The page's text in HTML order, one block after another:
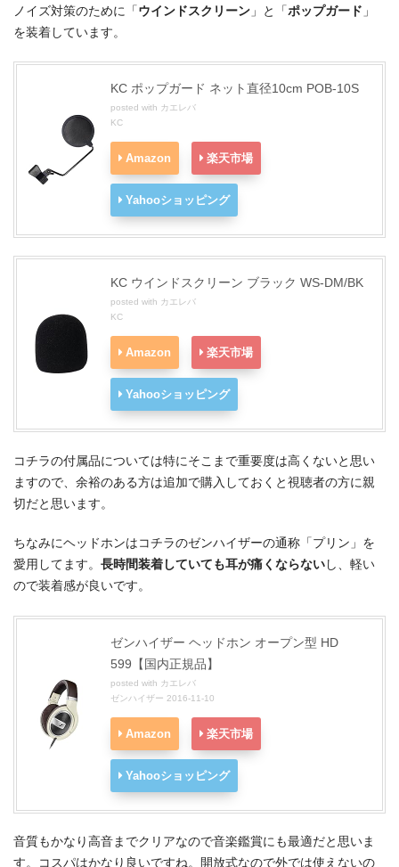
ノイズ対策のために「 ウインドスクリーン 」と「 ポップガード 」
を装着しています。
KC ポップガード ネット直径10cm POB-10S
posted with カエレバ
KC
Amazon 楽天市場
Yahooショッピング
KC ウインドスクリーン ブラック WS-DM/BK
posted with カエレバ
KC
Amazon 楽天市場
Yahooショッピング
コチラの付属品については特にそこまで重要度は高くないと思い
ますので、余裕のある方は追加で購入しておくと視聴者の方に親
切だと思います。
ちなみにヘッドホンはコチラのゼンハイザーの通称「プリン」を
愛用してます。 長時間装着していても耳が痛くならない し、軽い
ので装着感が良いです。
ゼンハイザー ヘッドホン オープン型 HD
599【国内正規品】
posted with カエレバ
ゼンハイザー 2016-11-10
Amazon 楽天市場
Yahooショッピング
音質もかなり高音までクリアなので音楽鑑賞にも最適だと思いま
す。コスパはかなり良いですね。開放式なので外では使えないの